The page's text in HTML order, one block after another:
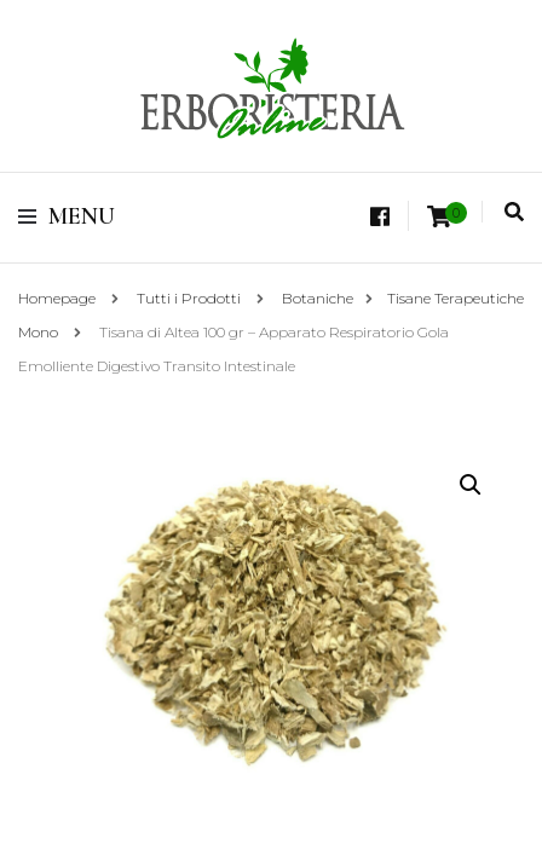
Erboristeria Shop
Online Tisane
Vendita di Botaniche, Erbe e Spezie Officinali, Tisane Terapeutiche Esclusive,
MENU 0
Homepage Tutti i Prodotti Botaniche
Tisane Terapeutiche
Mono
Tisana di Altea 100 gr – Apparato Respiratorio Gola
Emolliente Digestivo Transito Intestinale